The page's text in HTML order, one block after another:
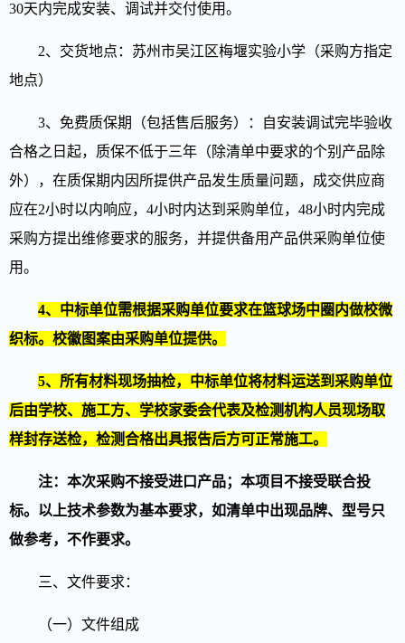
30天内完成安装、调试并交付使用。
2、交货地点：苏州市吴江区梅堰实验小学（采购方指定
地点）
3、免费质保期（包括售后服务）：自安装调试完毕验收
合格之日起，质保不低于三年（除清单中要求的个别产品除
外），在质保期内因所提供产品发生质量问题，成交供应商
应在2小时以内响应，4小时内达到采购单位，48小时内完成
采购方提出维修要求的服务，并提供备用产品供采购单位使
用。
4、 中标单位需根据采购单位要求在篮球场中圈内做校微
织标。校徽图案由采购单位提供。
5、 所有材料现场抽检，中标单位将材料运送到采购单位
后由学校、施工方、学校家委会代表及检测机构人员现场取
样封存送检，检测合格出具报告后方可正常施工。
注：本次采购不接受进口产品； 本项目不接受联合投
标。以上技术参数为基本要求，如清单中出现品牌、型号只
做参考，不作要求。
三、文件要求 ：
（一） 文件组成